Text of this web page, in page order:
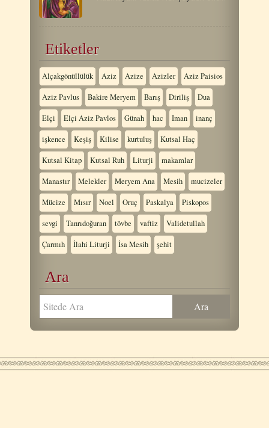
Etiketler
Alçakgönüllülük Aziz Azize Azizler Aziz Paisios
Aziz Pavlus Bakire Meryem Barış Diriliş Dua
Elçi Elçi Aziz Pavlos Günah hac Iman inanç
işkence Keşiş Kilise kurtuluş Kutsal Haç
Kutsal Kitap Kutsal Ruh Liturji makamlar
Manastır Melekler Meryem Ana Mesih mucizeler
Mücize Mısır Noel Oruç Paskalya Piskopos
sevgi Tanrıdoğuran tövbe vaftiz Validetullah
Çarmıh İlahi Liturji İsa Mesih şehit
Ara